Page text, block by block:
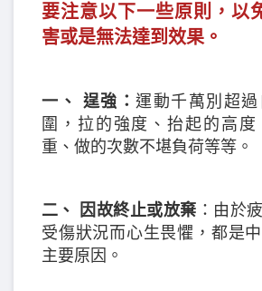
要注意以下一些原則，以
害或是無法達到效果。
一、 逞強： 運動千萬別超
圍，拉的強度、抬起的高度
重、做的次數不堪負荷等等。
二、 因故終止或放棄 ：由於
受傷狀況而心生畏懼，都是
主要原因。